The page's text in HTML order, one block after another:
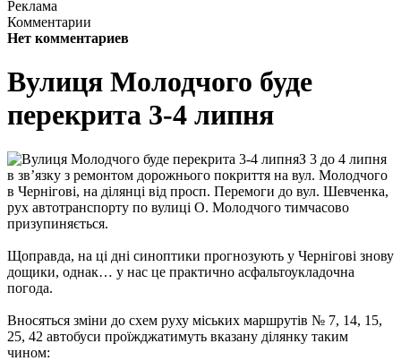
Реклама
Комментарии
Нет комментариев
Вулиця Молодчого буде
перекрита 3-4 липня
З 3 до 4 липня
в зв’язку з ремонтом дорожнього покриття на вул. Молодчого
в Чернігові, на ділянці від просп. Перемоги до вул. Шевченка,
рух автотранспорту по вулиці О. Молодчого тимчасово
призупиняється.
Щоправда, на ці дні синоптики прогнозують у Чернігові знову
дощики, однак… у нас це практично асфальтоукладочна
погода.
Вносяться зміни до схем руху міських маршрутів № 7, 14, 15,
25, 42 автобуси проїжджатимуть вказану ділянку таким
чином: